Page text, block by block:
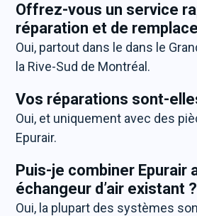
Offrez-vous un service
réparation et de
Oui, partout dans le dans le
la Rive-Sud de Montréal.
Vos réparations sont-
Oui, et uniquement avec des
Epurair.
Puis-je combiner Epurair
échangeur d’air existant ?
Oui, la plupart des systèmes